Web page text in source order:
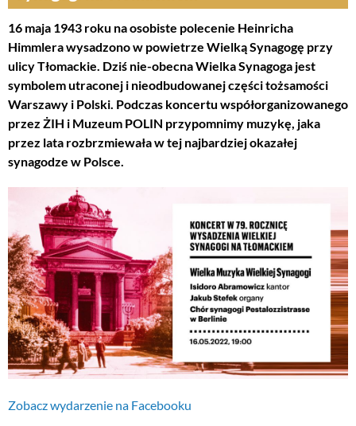
16 maja 1943 roku na osobiste polecenie Heinricha
Himmlera wysadzono w powietrze Wielką Synagogę przy
ulicy Tłomackie. Dziś nie-obecna Wielka Synagoga jest
symbolem utraconej i nieodbudowanej części tożsamości
Warszawy i Polski. Podczas koncertu współorganizowanego
przez ŻIH i Muzeum POLIN przypomnimy muzykę, jaka
przez lata rozbrzmiewała w tej najbardziej okazałej
synagodze w Polsce.
Zobacz wydarzenie na Facebooku